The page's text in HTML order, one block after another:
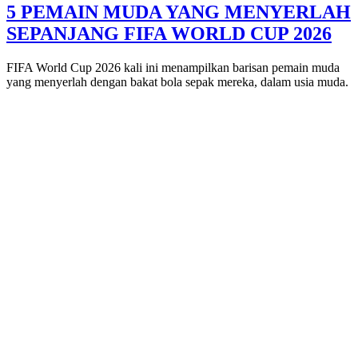
5 PEMAIN MUDA YANG MENYERLAH
SEPANJANG FIFA WORLD CUP 2026
FIFA World Cup 2026 kali ini menampilkan barisan pemain muda
yang menyerlah dengan bakat bola sepak mereka, dalam usia muda.